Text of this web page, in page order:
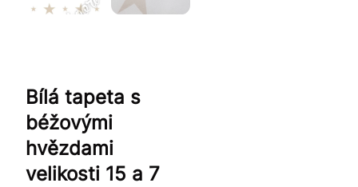
Bílá tapeta s
béžovými
hvězdami
velikosti 15 a 7